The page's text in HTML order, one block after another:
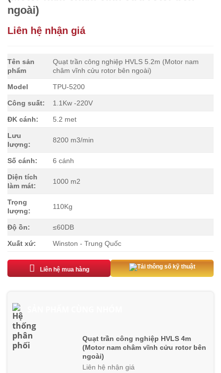
ngoài)
Liên hệ nhận giá
Tên sản
phẩm
Quạt trần công nghiệp HVLS 5.2m (Motor nam
châm vĩnh cửu rotor bên ngoài)
Model TPU-5200
Công suất: 1.1Kw -220V
ĐK cánh: 5.2 met
Lưu
lượng:
8200 m3/min
Số cánh: 6 cánh
Diện tích
làm mát:
1000 m2
Trọng
lượng:
110Kg
Độ ồn: ≤60DB
Xuất xứ: Winston - Trung Quốc
Liên hệ mua hàng Tải thông số kỹ thuật
Quạt trần công nghiệp HVLS 4m
(Motor nam châm vĩnh cửu rotor bên
ngoài)
Liên hệ nhận giá